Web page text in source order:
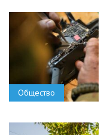
Общество